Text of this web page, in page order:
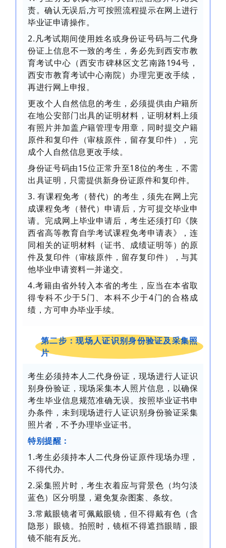
责。确认无误后,方可按照流程提示在网上进行
毕业证申请操作。
2.凡考试期间使用姓名或身份证号码与二代身
份证上信息不一致的考生，务必先到西安市教
育考试中心（西安市碑林区文艺南路194号，
西安市教育考试中心南院）办理完更改手续，
再进行网上申报。
更改个人自然信息的考生，必须提供由户籍所
在地公安部门出具的证明材料，证明材料上须
有照片并加盖户籍管理专用章，同时提交户籍
原件和复印件（审核原件，留存复印件），完
成个人自然信息更改手续。
身份证号码由15位正常升至18位的考生，不需
出具证明，只需提供新身份证原件和复印件。
3. 有课程免考（替代）的考生，须先在网上完
成课程免考（替代）申请后，方可提交毕业申
请。完成网上毕业申请后，考生还须打印《陕
西省高等教育自学考试课程免考申请表》，连
同相关的证明材料（证书、成绩证明等）的原
件及复印件（审核原件，留存复印件），与其
他毕业申请资料一并递交。
4.考籍由省外转入本省的考生，应当在本省取
得专科不少于5门、本科不少于4门的合格成
绩，方可申办毕业手续。
第二步：现场人证识别身份验证及采集照
片
考生必须持本人二代身份证，现场进行人证识
别身份验证，现场采集本人照片信息，以确保
考生毕业信息规范准确无误。按照毕业证书申
办条件，未到现场进行人证识别身份验证采集
照片者，不予办理毕业证书。
特别提醒：
1.考生必须持本人二代身份证原件现场办理，
不得代办。
2.采集照片时，考生衣着应与背景色（均匀淡
蓝色）区分明显，避免复杂图案、条纹。
3.常戴眼镜者可佩戴眼镜，但不得戴有色（含
隐形）眼镜。拍照时，镜框不得遮挡眼睛，眼
镜不能有反光。